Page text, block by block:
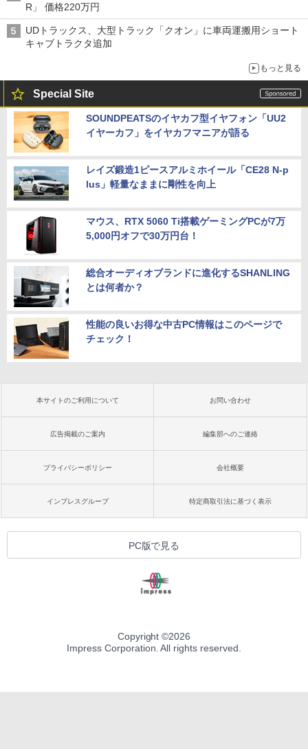
R」 価格220万円
UDトラックス、大型トラック「クオン」に車両運搬用ショート
キャブトラクタ追加
もっと見る
Special Site
SOUNDPEATSのイヤカフ型イヤフォン「UU2
イヤーカフ」をイヤカフマニアが語る
レイズ鍛造1ピースアルミホイール「CE28 N-p
lus」軽量なままに剛性を向上
マウス、RTX 5060 Ti搭載ゲーミングPCが7万
5,000円オフで30万円台！
総合オーディオブランドに進化するSHANLING
とは何者か？
性能の良いお得な中古PC情報はこのページで
チェック！
本サイトのご利用について お問い合わせ
広告掲載のご案内 編集部へのご連絡
プライバシーポリシー 会社概要
インプレスグループ 特定商取引法に基づく表示
PC版で見る
Copyright ©2026
Impress Corporation. All rights reserved.